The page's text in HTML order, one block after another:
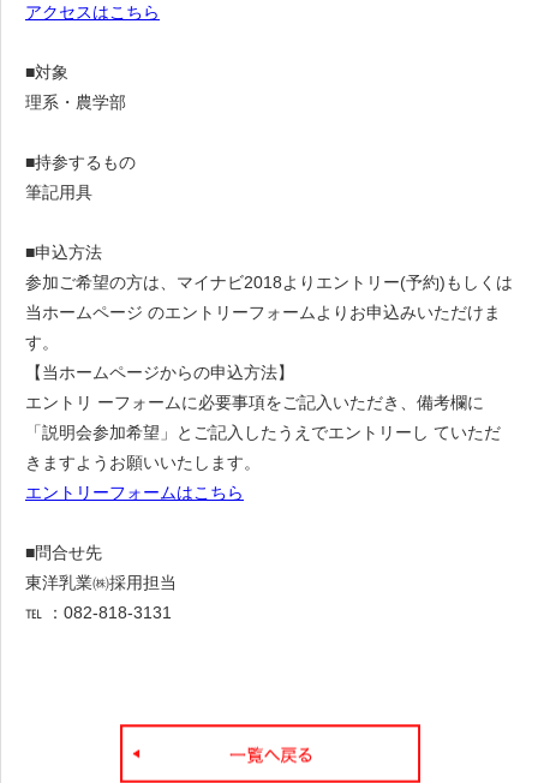
アクセスはこちら
■対象
理系・農学部
■持参するもの
筆記用具
■申込方法
参加ご希望の方は、マイナビ2018よりエントリー(予約)もしくは
当ホームページ のエントリーフォームよりお申込みいただけま
す。
【当ホームページからの申込方法】
エントリ ーフォームに必要事項をご記入いただき、備考欄に
「説明会参加希望」とご記入したうえでエントリーし ていただ
きますようお願いいたします。
エントリーフォームはこちら
■問合せ先
東洋乳業㈱採用担当
℡ ：082-818-3131